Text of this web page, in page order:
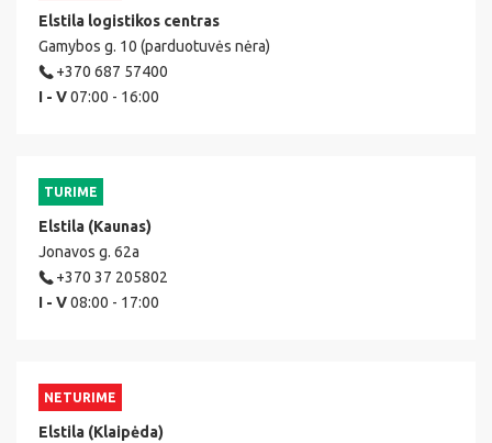
Elstila logistikos centras
Gamybos g. 10 (parduotuvės nėra)
+370 687 57400
I - V07:00 - 16:00
TURIME
Elstila (Kaunas)
Jonavos g. 62a
+370 37 205802
I - V08:00 - 17:00
NETURIME
Elstila (Klaipėda)